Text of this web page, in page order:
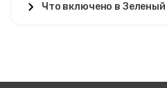
Что включено в